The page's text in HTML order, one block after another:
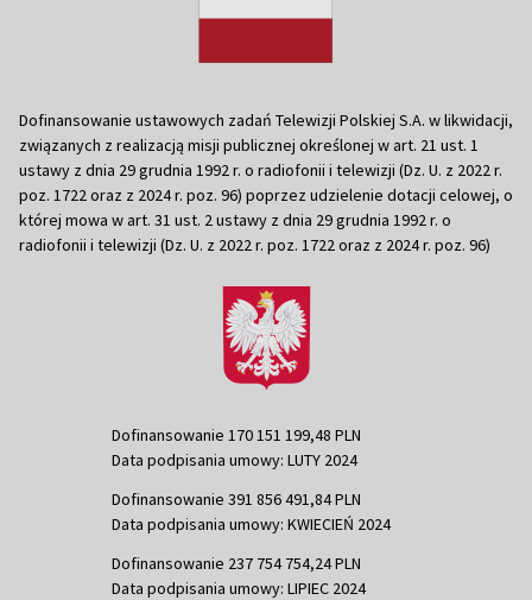
Dofinansowanie ustawowych zadań Telewizji Polskiej S.A. w likwidacji,
związanych z realizacją misji publicznej określonej w art. 21 ust. 1
ustawy z dnia 29 grudnia 1992 r. o radiofonii i telewizji (Dz. U. z 2022 r.
poz. 1722 oraz z 2024 r. poz. 96) poprzez udzielenie dotacji celowej, o
której mowa w art. 31 ust. 2 ustawy z dnia 29 grudnia 1992 r. o
radiofonii i telewizji (Dz. U. z 2022 r. poz. 1722 oraz z 2024 r. poz. 96)
Dofinansowanie 170 151 199,48 PLN
Data podpisania umowy: LUTY 2024
Dofinansowanie 391 856 491,84 PLN
Data podpisania umowy: KWIECIEŃ 2024
Dofinansowanie 237 754 754,24 PLN
Data podpisania umowy: LIPIEC 2024